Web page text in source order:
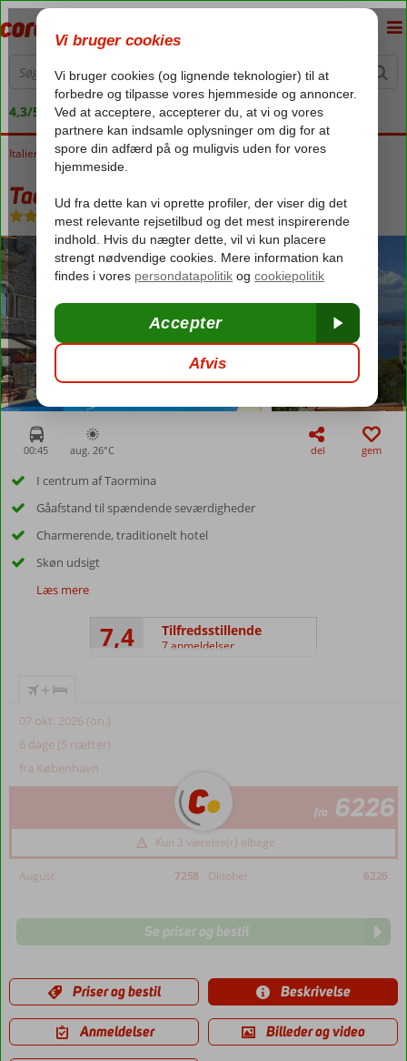
4,3/5 på Trustpilot
Forside
Italien Sicilien Taormina Taormina Park
Taormina Park
Morgenmad-Hotel
00:45 aug. 26°C del gem
I centrum af Taormina
Gåafstand til spændende seværdigheder
Charmerende, traditionelt hotel
Skøn udsigt
Læs mere
7,4 Tilfredsstillende
7 anmeldelser
+
07 okt. 2026 (on.)
6 dage (5 nætter)
fra København
fra 6226
Kun 3 værelse(r) tilbage
August 7258 Oktober 6226
Se priser og bestil
Priser og bestil Beskrivelse
Anmeldelser Billeder og video